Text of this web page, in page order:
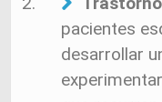
pacientes
desarrollar